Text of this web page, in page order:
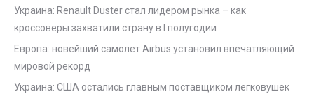
Украина: Renault Duster стал лидером рынка – как
кроссоверы захватили страну в I полугодии
Европа: новейший самолет Airbus установил впечатляющий
мировой рекорд
Украина: США остались главным поставщиком легковушек